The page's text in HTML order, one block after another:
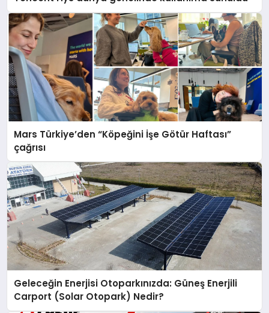
Mars Türkiye’den “Köpeğini İşe Götür Haftası”
çağrısı
Geleceğin Enerjisi Otoparkınızda: Güneş Enerjili
Carport (Solar Otopark) Nedir?